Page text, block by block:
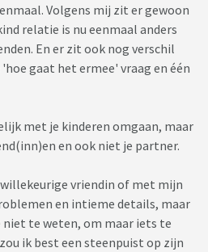
Volgens mij zit er gewoon
relatie is nu eenmaal anders
En er zit ook nog verschil
gaat het ermee' vraag en één
met je kinderen omgaan, maar
en ook niet je partner.
vriendin of met mijn
en intieme details, maar
niet te weten, om maar iets te
ik best een steenpuist op zijn